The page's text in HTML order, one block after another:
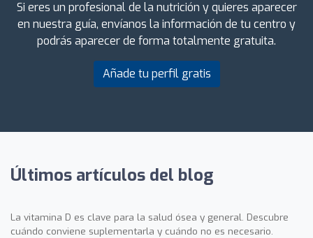
Si eres un profesional de la nutrición y quieres aparecer
en nuestra guía, envíanos la información de tu centro y
podrás aparecer de forma totalmente gratuita.
Añade tu perfil gratis
Últimos artículos del blog
La vitamina D es clave para la salud ósea y general. Descubre
cuándo conviene suplementarla y cuándo no es necesario.